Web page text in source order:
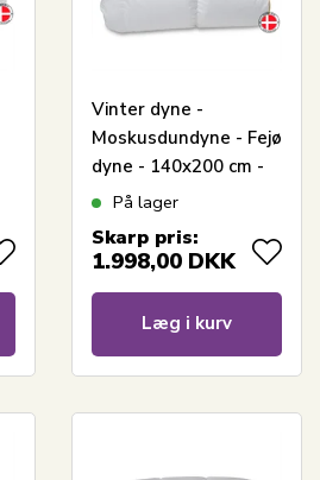
Vinter dyne -
Moskusdundyne - Fejø
dyne - 140x200 cm -
Quilts Of Denmark
På lager
Skarp pris:
1.998,00 DKK
Læg i kurv